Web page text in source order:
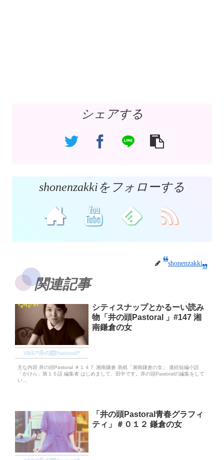
シェアする
shonenzakkiをフォローする
shonenzakki
関連記事
ZINE“井の頭Pastoral”
シティスナップとかるーい読み
物「井の頭Pastoral 」#147 湘
南鎌倉の女
主な内容 井の頭Pastoral ＃１４７ 湘南鎌倉 表紙「湘南鎌倉の女」 連続短編小説
「かけら」第１５話 編集者 はじめまして、田中です。井の頭Pastoralの編集をして
い...
「井の頭Pastoral青春グラフィ
ティ」＃０１２ 鎌倉の女